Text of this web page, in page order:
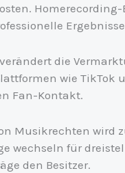
die
wie TikTok
Fan-Kontakt.
Musikrechten wird
wechseln für
den Besitzer.